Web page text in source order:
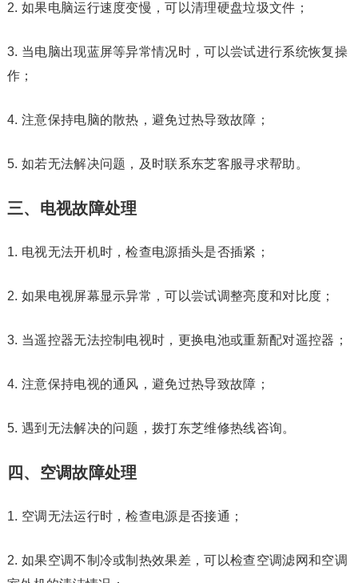
2. 如果电脑运行速度变慢，可以清理硬盘垃圾文件；
3. 当电脑出现蓝屏等异常情况时，可以尝试进行系统恢复操
作；
4. 注意保持电脑的散热，避免过热导致故障；
5. 如若无法解决问题，及时联系东芝客服寻求帮助。
三、电视故障处理
1. 电视无法开机时，检查电源插头是否插紧；
2. 如果电视屏幕显示异常，可以尝试调整亮度和对比度；
3. 当遥控器无法控制电视时，更换电池或重新配对遥控器；
4. 注意保持电视的通风，避免过热导致故障；
5. 遇到无法解决的问题，拨打东芝维修热线咨询。
四、空调故障处理
1. 空调无法运行时，检查电源是否接通；
2. 如果空调不制冷或制热效果差，可以检查空调滤网和空调